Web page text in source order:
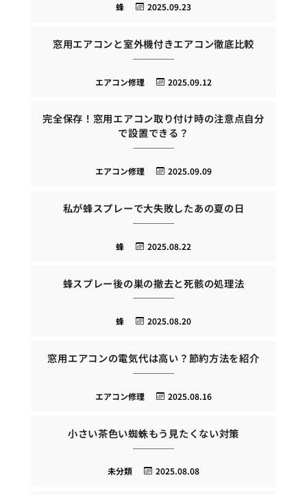
2025.09.23
蜂
窓用エアコンと室外機付きエアコン徹底比較
2025.09.12
エアコン修理
完全保存！窓用エアコン取り付け時の注意点自分
で設置できる？
2025.09.09
エアコン修理
私が蜂スプレーで大失敗したあの夏の日
2025.08.22
蜂
蜂スプレー後の巣の撤去と死骸の処理法
2025.08.20
蜂
窓用エアコンの電気代は高い？節約方法を紹介
2025.08.16
エアコン修理
小さい茶色い蜘蛛もう見たくない対策
2025.08.08
未分類